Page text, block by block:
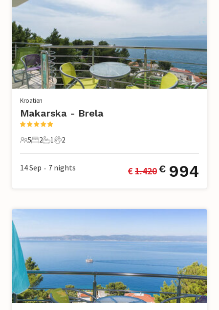
Kroatien
Makarska - Brela
5 Gäste
5
2 Schlafzimmer
2
1 Badezimmer
1
2 Haustiere
2
14 Sep • 7 nights € 1.420€ 994